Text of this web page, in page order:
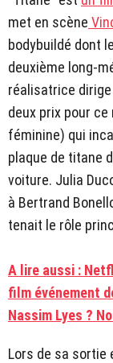
met en scène
bodybuildé dont
deuxième long-
réalisatrice
deux prix pour
féminine) qui
plaque de titane
voiture. Julia
à Bertrand
tenait le rôle
A lire aussi :
film événement
Nassim Lyes ?
Lors de sa sortie